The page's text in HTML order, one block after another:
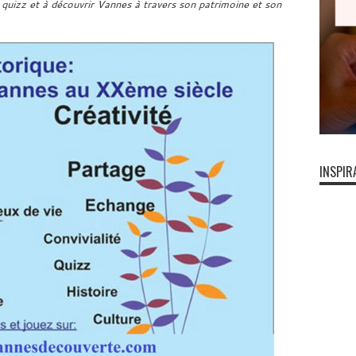
et à découvrir Vannes à travers son patrimoine et son